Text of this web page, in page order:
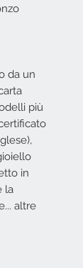
da un
più
in
la
altre